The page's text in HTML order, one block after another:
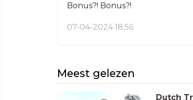
Bonus?! Bonus?!
07-04-2024 18:56
Meest gelezen
Dutch